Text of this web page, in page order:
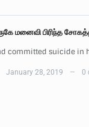
மனைவி பிரிந்த
committed suicide in
January 28, 2019 — 0